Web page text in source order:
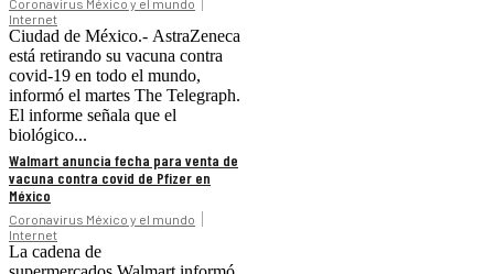
Coronavirus México y el mundo
Internet
Ciudad de México.- AstraZeneca
está retirando su vacuna contra
covid-19 en todo el mundo,
informó el martes The Telegraph.
El informe señala que el
biológico...
Walmart anuncia fecha para venta de
vacuna contra covid de Pfizer en
México
Coronavirus México y el mundo
Internet
La cadena de